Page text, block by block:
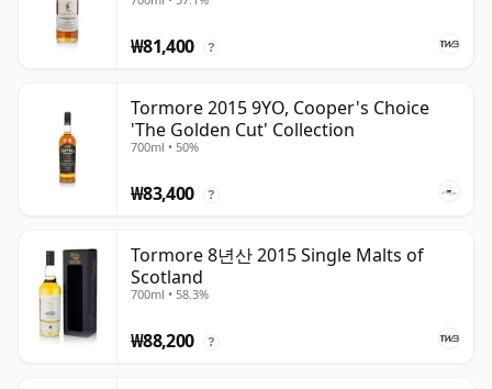
₩81,400 ?
Tormore 2015 9YO, Cooper's Choice
'The Golden Cut' Collection
700ml • 50%
₩83,400 ?
Tormore 8년산 2015 Single Malts of
Scotland
700ml • 58.3%
₩88,200 ?